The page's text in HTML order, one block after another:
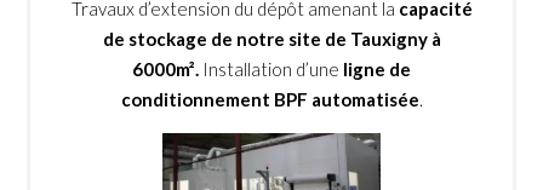
Travaux d’extension du dépôt amenant la capacité
de stockage de notre site de Tauxigny à
6000m². Installation d’une ligne de
conditionnement BPF automatisée